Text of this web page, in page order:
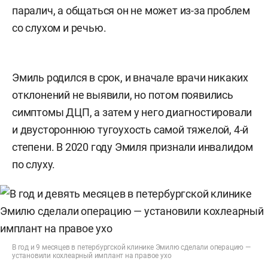
паралич, а общаться он не может из-за проблем
со слухом и речью.
Эмиль родился в срок, и вначале врачи никаких
отклонений не выявили, но потом появились
симптомы ДЦП, а затем у него диагностировали
и двустороннюю тугоухость самой тяжелой, 4-й
степени. В 2020 году Эмиля признали инвалидом
по слуху.
В год и 9 месяцев в петербургской клинике Эмилю сделали операцию —
установили кохлеарный имплант на правое ухо